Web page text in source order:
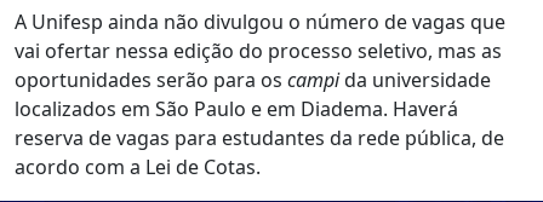
A Unifesp ainda não divulgou o número de vagas que
vai ofertar nessa edição do processo seletivo, mas as
oportunidades serão para os campida universidade
localizados em São Paulo e em Diadema. Haverá
reserva de vagas para estudantes da rede pública, de
acordo com a Lei de Cotas.